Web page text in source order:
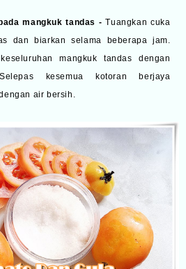
mangkuk tandas -Tuangkan cuka
dan biarkan selama beberapa jam.
mangkuk tandas dengan
kesemua kotoran berjaya
air bersih.